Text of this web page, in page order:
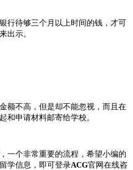
行待够三个月以上时间的钱，才可
出示。
额不高，但是却不能忽视，而且在
和申请材料邮寄给学校。
一个非常重要的流程，希望小编的
学信息，即可登录ACG官网在线咨